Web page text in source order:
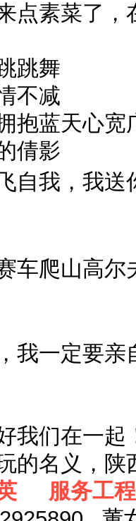
点素菜了
跳舞
不减
抱蓝天心宽
倩影
自我，我送
车爬山高尔
我一定要
我们在一起
的名义，
服务工